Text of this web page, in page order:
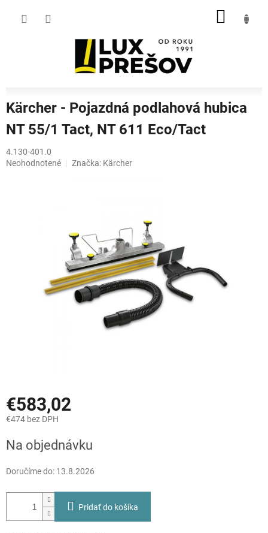
Kärcher - Pojazdná podlahová hubica
NT 55/1 Tact, NT 611 Eco/Tact
4.130-401.0
Priemerné
Neohodnotené Značka: Kärcher
€583,02
€474 bez DPH
cena:
Na objednávku
Doručíme do: 13.8.2026
Pridať do košíka